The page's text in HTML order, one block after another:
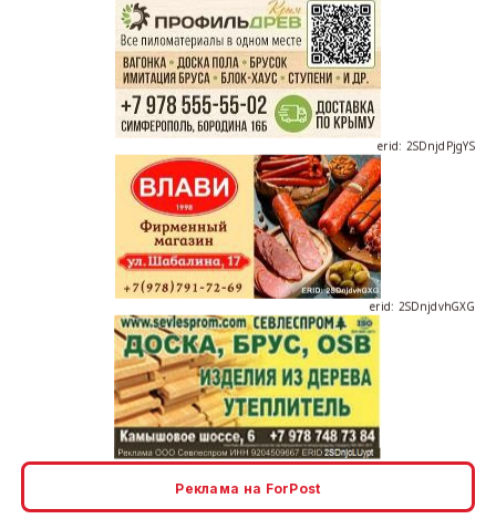
erid: 2SDnjdPjgYS
erid: 2SDnjdvhGXG
Реклама на ForPost